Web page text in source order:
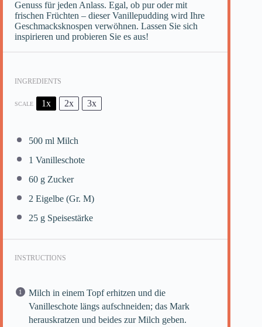
Genuss für jeden Anlass. Egal, ob pur oder mit
frischen Früchten – dieser Vanillepudding wird Ihre
Geschmacksknospen verwöhnen. Lassen Sie sich
inspirieren und probieren Sie es aus!
INGREDIENTS
SCALE 1x 2x 3x
500 ml Milch
1 Vanilleschote
60 g Zucker
2 Eigelbe (Gr. M)
25 g Speisestärke
INSTRUCTIONS
Milch in einem Topf erhitzen und die
Vanilleschote längs aufschneiden; das Mark
herauskratzen und beides zur Milch geben.